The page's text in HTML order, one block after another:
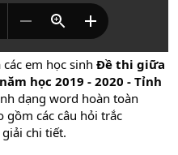
em học sinh Đề thi giữa
học 2019 - 2020 - Tỉnh
dạng word hoàn toàn
gồm các câu hỏi trắc
chi tiết.